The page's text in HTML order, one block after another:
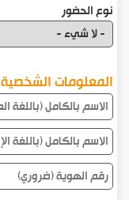
نوع الحضور
نوع
الحضور
المعلومات الشخصية
الاسم
بالكامل
(باللغة
العربية)
الاسم
بالكامل
(باللغة
الإنجليزية)
رقم
الهوية: